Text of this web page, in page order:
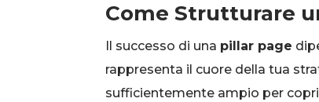
Come Strutturare
Il successo di una pillar page
rappresenta il cuore della tua
sufficientemente ampio per